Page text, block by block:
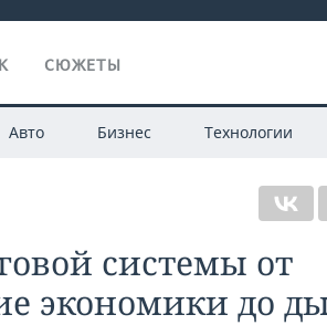
СЮЖЕТЫ
Авто Бизнес Технологии
системы от
экономики до